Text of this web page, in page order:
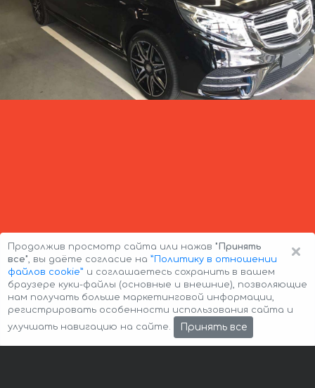
Авторские права © 2026 Авто-Аренда Cookie Policy
×
Продолжив просмотр сайта или нажав "Принять
все", вы даёте согласие на ”Политику в отношении
файлов cookie” и соглашаетесь сохранить в вашем
браузере куки-файлы (основные и внешние), позволяющие
нам получать больше маркетинговой информации,
регистрировать особенности использования сайта и
улучшать навигацию на сайте.
Принять все